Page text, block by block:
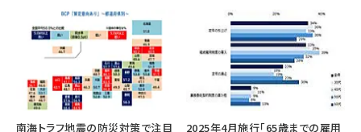
南海トラフ地震の防災対策で注目
2025年4月施行「65歳までの雇用